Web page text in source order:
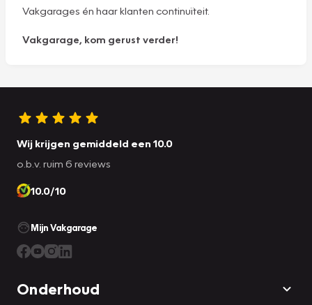
Vakgarages én haar klanten continuïteit.
Vakgarage, kom gerust verder!
Wij krijgen gemiddeld een 10.0
o.b.v. ruim 6 reviews
10.0/10
Mijn Vakgarage
Onderhoud